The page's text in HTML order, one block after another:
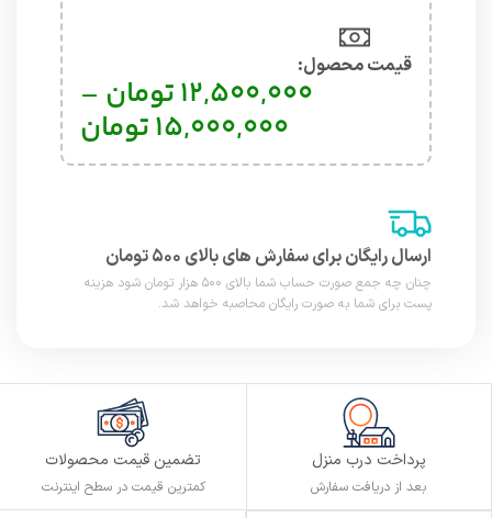
قیمت محصول:​
12,500,000تومان –
15,000,000تومان
ارسال رایگان برای سفارش های بالای ۵۰۰ تومان
چنان چه جمع صورت حساب شما بالای ۵۰۰ هزار تومان شود هزینه
پست برای شما به صورت رایگان محاصبه خواهد شد.
پرداخت درب منزل
بعد از دریافت سفارش
تضمین قیمت محصولات
کمترین قیمت در سطح اینترنت